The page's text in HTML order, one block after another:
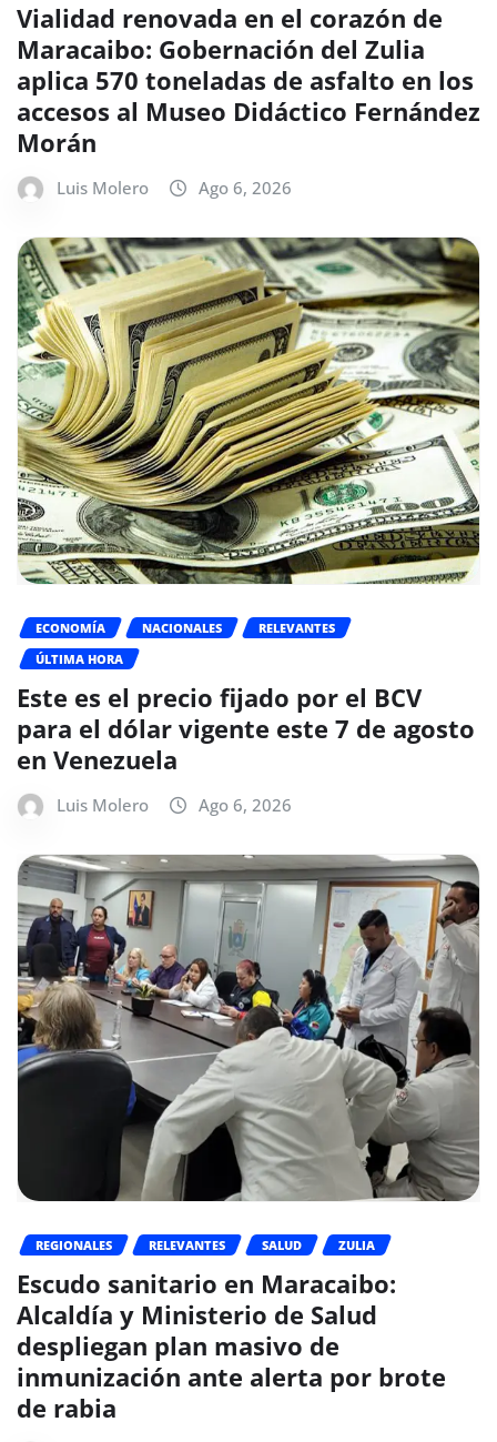
Vialidad renovada en el corazón de
Maracaibo: Gobernación del Zulia
aplica 570 toneladas de asfalto en los
accesos al Museo Didáctico Fernández
Morán
Luis Molero Ago 6, 2026
ECONOMÍA NACIONALES
RELEVANTES
ÚLTIMA HORA
Este es el precio fijado por el BCV
para el dólar vigente este 7 de agosto
en Venezuela
Luis Molero Ago 6, 2026
REGIONALES RELEVANTES SALUD ZULIA
Escudo sanitario en Maracaibo:
Alcaldía y Ministerio de Salud
despliegan plan masivo de
inmunización ante alerta por brote
de rabia